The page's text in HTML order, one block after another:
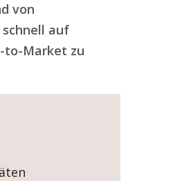
von
auf
to-Market zu